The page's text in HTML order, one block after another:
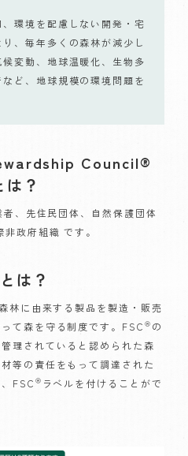
環境を配慮しない開発・宅
、毎年多くの森林が減少し
変動、地球温暖化、生物多
ど、地球規模の環境問題を
Council®
？
、先住民団体、自然保護団体
政府組織 です。
は？
林に由来する製品を製造・販売
て森を守る制度です。FSC ® の
理されていると認められた森
等の責任をもって調達された
FSC ® ラベルを付けることがで